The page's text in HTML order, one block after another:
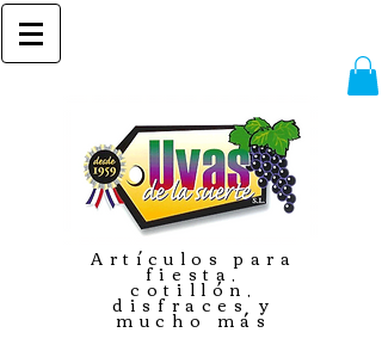
Artículos para
fiesta,
cotillón,
disfraces y
mucho más